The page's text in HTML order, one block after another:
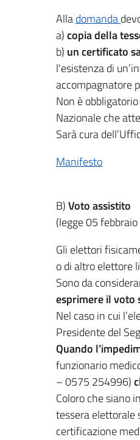
Alladomanda
a)copia della
b) un certificato
l'esistenza di
accompagnatore
Non è
Nazionale che
Sarà cura
Manifesto
B)Voto assistito
(legge 05
Gli elettori
o di altro elettore
Sono da
esprimere il voto
Nel caso in cui
Presidente del
Quando
funzionario
– 0575 254996)
Coloro che siano
tessera elettorale
certificazione